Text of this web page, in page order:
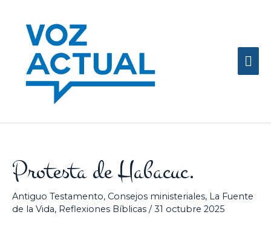
contenido
Protesta de Habacuc.
Antiguo Testamento, Consejos ministeriales, La Fuente
de la Vida, Reflexiones Bíblicas /31 octubre 2025